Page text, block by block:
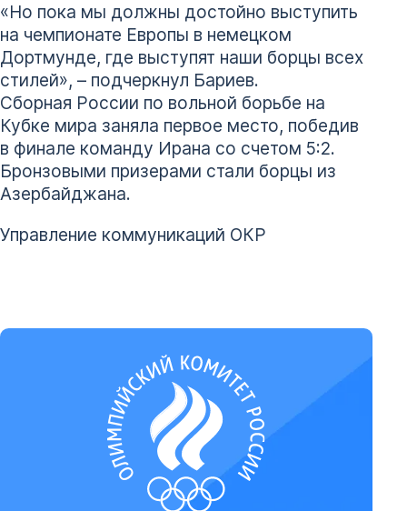
«Но пока мы должны достойно выступить
на чемпионате Европы в немецком
Дортмунде, где выступят наши борцы всех
стилей», – подчеркнул Бариев.
Сборная России по вольной борьбе на
Кубке мира заняла первое место, победив
в финале команду Ирана со счетом 5:2.
Бронзовыми призерами стали борцы из
Азербайджана.
Управление коммуникаций ОКР